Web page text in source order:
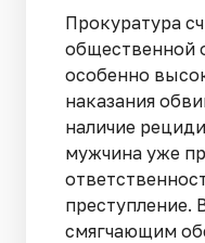
Прокуратура
общественной
особенно
наказания
наличие
мужчина уже
преступление.
смягчающим